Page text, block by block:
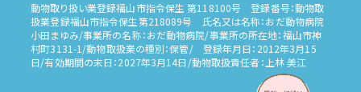
動物取り扱い業登録福山市指令保生 第118100号 登録番号：動物取
扱業登録福山市指令保生第218089号 氏名又は名称：おだ動物病院
小田まゆみ/事業所の名称：おだ動物病院/事業所の所在地：福山市神
村町3131-1/動物取扱業の種別：保管/ 登録年月日：2012年3月15
日/有効期間の末日：2027年3月14日/動物取扱責任者：上林 美江